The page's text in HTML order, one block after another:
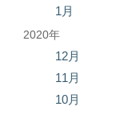
1月
2020年
12月
11月
10月